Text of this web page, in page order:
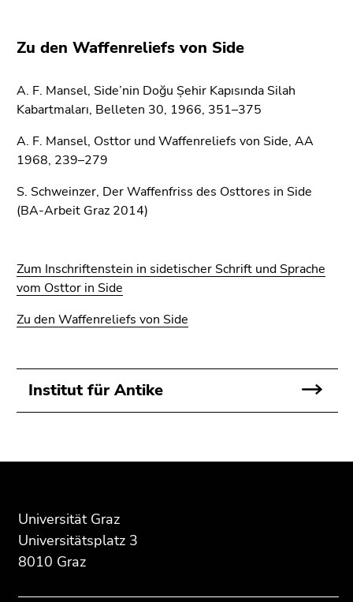
Zu den Waffenreliefs von Side
A. F. Mansel, Side’nin Doğu Șehir Kapısında Silah
Kabartmaları, Belleten 30, 1966, 351–375
A. F. Mansel, Osttor und Waffenreliefs von Side, AA
1968, 239–279
S. Schweinzer, Der Waffenfriss des Osttores in Side
(BA-Arbeit Graz 2014)
Zum Inschriftenstein in sidetischer Schrift und Sprache
vom Osttor in Side
Zu den Waffenreliefs von Side
Institut für Antike
Beginn
Zusatzinformationen:
Universität Graz
Universitätsplatz 3
8010 Graz
Ende
Übersicht
Ende
Übersicht